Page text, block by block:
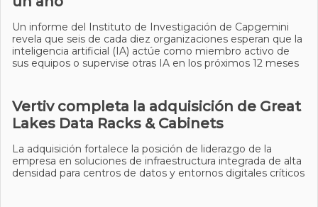
Un informe del Instituto de Investigación de Capgemini
revela que seis de cada diez organizaciones esperan que la
inteligencia artificial (IA) actúe como miembro activo de
sus equipos o supervise otras IA en los próximos 12 meses
Vertiv completa la adquisición de Great
Lakes Data Racks & Cabinets
La adquisición fortalece la posición de liderazgo de la
empresa en soluciones de infraestructura integrada de alta
densidad para centros de datos y entornos digitales críticos